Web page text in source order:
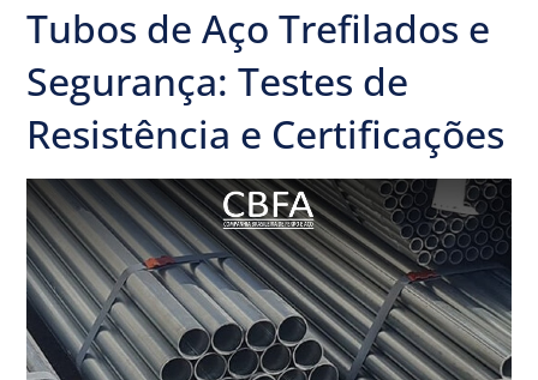
Tubos de Aço Trefilados e
Segurança: Testes de
Resistência e Certificações